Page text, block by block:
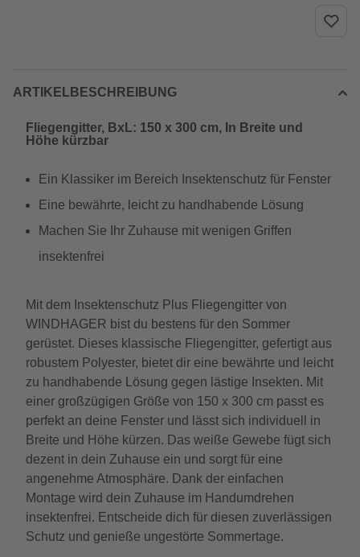
ARTIKELBESCHREIBUNG
Fliegengitter, BxL: 150 x 300 cm, In Breite und
Höhe kürzbar
Ein Klassiker im Bereich Insektenschutz für Fenster
Eine bewährte, leicht zu handhabende Lösung
Machen Sie Ihr Zuhause mit wenigen Griffen
insektenfrei
Mit dem Insektenschutz Plus Fliegengitter von
WINDHAGER bist du bestens für den Sommer
gerüstet. Dieses klassische Fliegengitter, gefertigt aus
robustem Polyester, bietet dir eine bewährte und leicht
zu handhabende Lösung gegen lästige Insekten. Mit
einer großzügigen Größe von 150 x 300 cm passt es
perfekt an deine Fenster und lässt sich individuell in
Breite und Höhe kürzen. Das weiße Gewebe fügt sich
dezent in dein Zuhause ein und sorgt für eine
angenehme Atmosphäre. Dank der einfachen
Montage wird dein Zuhause im Handumdrehen
insektenfrei. Entscheide dich für diesen zuverlässigen
Schutz und genieße ungestörte Sommertage.